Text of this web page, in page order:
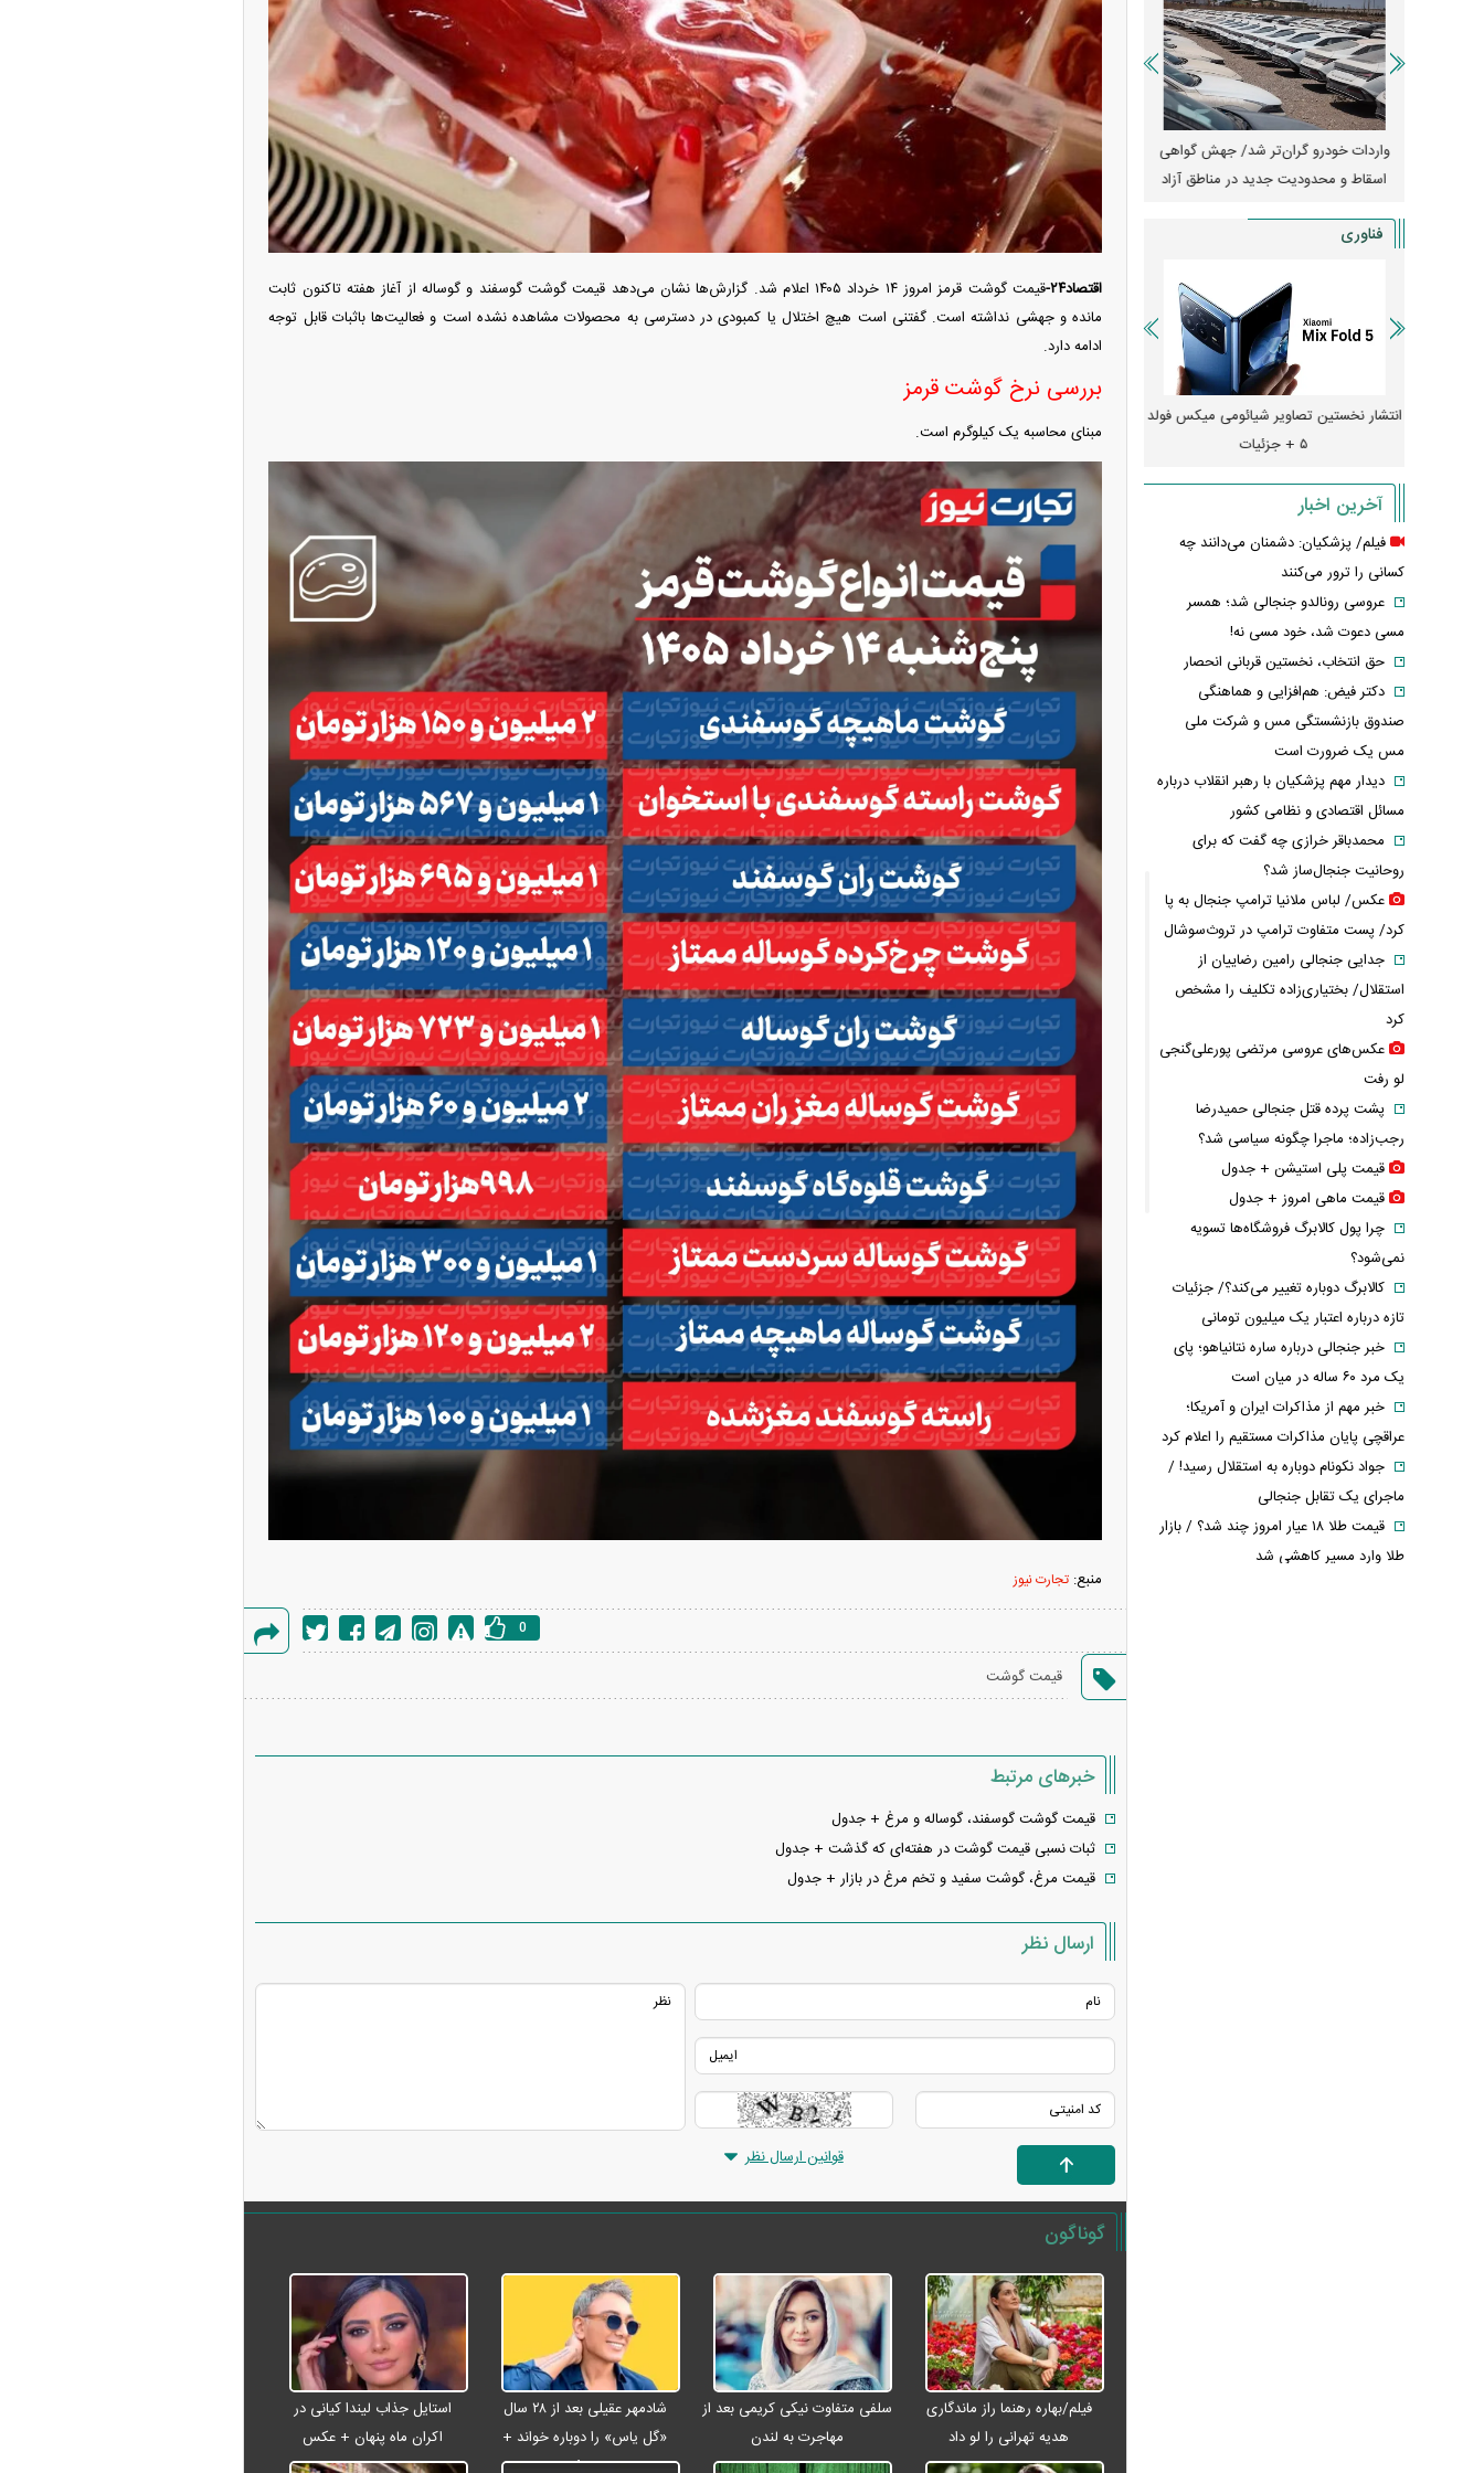
اقتصاد۲۴-
قیمت گوشت قرمز امروز ۱۴ خرداد ۱۴۰۵ اعلام شد. گزارش‌ها نشان می‌دهد قیمت گوشت گوسفند و گوساله از آغاز هفته تاکنون ثابت
مانده و جهشی نداشته است. گفتنی است هیچ اختلال یا کمبودی در دسترسی به محصولات مشاهده نشده است و فعالیت‌ها باثبات قابل توجه
ادامه دارد.
بررسی نرخ گوشت قرمز
مبنای محاسبه یک کیلوگرم است.
منبع: تجارت نیوز
گزارش
0
قیمت گوشت
خبرهای مرتبط
قیمت گوشت گوسفند، گوساله و مرغ + جدول
ثبات نسبی قیمت گوشت در هفته‌ای که گذشت + جدول
قیمت مرغ، گوشت سفید و تخم مرغ در بازار + جدول
ارسال نظر
قوانین ارسال نظر
گوناگون
فیلم/بهاره رهنما راز ماندگاری
هدیه تهرانی را لو داد
سلفی متفاوت نیکی کریمی بعد از
مهاجرت به لندن
شادمهر عقیلی بعد از ۲۸ سال
«گل یاس» را دوباره خواند +
ویدئو
استایل جذاب لیندا کیانی در
اکران ماه پنهان + عکس
واردات خودرو گران‌تر شد/ جهش گواهی
اسقاط و محدودیت جدید در مناطق آزاد
امتیاز واردات خودرو ۳ میلیارد تومان! / رانت
جدید در بازار خودرو چیست؟
آغاز فروش فوری تویوتا RAV۴ مدل ۲۰۲۵ +
جزئیات
واردات خودرو گران‌تر شد/ جهش گواهی
اسقاط و محدودیت جدید در مناطق آزاد
فناوری
انتشار نخستین تصاویر شیائومی میکس فولد
۵ + جزئیات
ترامپ در خلیج فارس را نابود کرد؟
آخرین اخبار
فیلم/ پزشکیان: دشمنان می‌دانند چه
کسانی را ترور می‌کنند
عروسی رونالدو جنجالی شد؛ همسر
مسی دعوت شد، خود مسی نه!
حق انتخاب، نخستین قربانی انحصار
دکتر فیض: هم‌افزایی و هماهنگی
صندوق بازنشستگی مس و شرکت ملی
مس یک ضرورت است
دیدار مهم پزشکیان با رهبر انقلاب درباره
مسائل اقتصادی و نظامی کشور
محمدباقر خرازی چه گفت که برای
روحانیت جنجال‌ساز شد؟
عکس/ لباس ملانیا ترامپ جنجال به پا
کرد/ پست متفاوت ترامپ در تروث‌سوشال
جدایی جنجالی رامین رضاییان از
استقلال/ بختیاری‌زاده تکلیف را مشخص
کرد
عکس‌های عروسی مرتضی پورعلی‌گنجی
لو رفت
پشت پرده قتل جنجالی حمیدرضا
رجب‌زاده؛ ماجرا چگونه سیاسی شد؟
قیمت پلی استیشن + جدول
قیمت ماهی امروز + جدول
چرا پول کالابرگ فروشگاه‌ها تسویه
نمی‌شود؟
کالابرگ دوباره تغییر می‌کند؟/ جزئیات
تازه درباره اعتبار یک میلیون تومانی
خبر جنجالی درباره ساره نتانیاهو؛ پای
یک مرد ۶۰ ساله در میان است
خبر مهم از مذاکرات ایران و آمریکا؛
عراقچی پایان مذاکرات مستقیم را اعلام کرد
جواد نکونام دوباره به استقلال رسید! /
ماجرای یک تقابل جنجالی
قیمت طلا ۱۸ عیار امروز چند شد؟ / بازار
طلا وارد مسیر کاهشی شد